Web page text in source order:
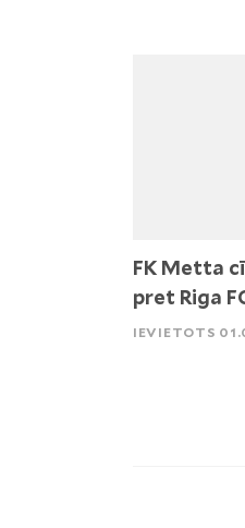
FK Metta
pret Riga
IEVIETOTS